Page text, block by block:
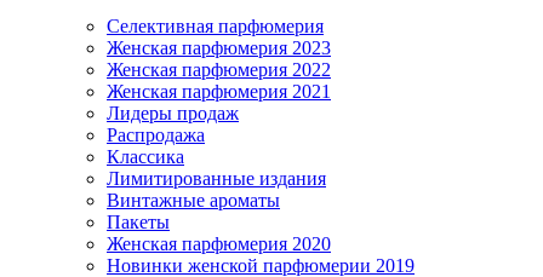
Селективная парфюмерия
Женская парфюмерия 2023
Женская парфюмерия 2022
Женская парфюмерия 2021
Лидеры продаж
Распродажа
Классика
Лимитированные издания
Винтажные ароматы
Пакеты
Женская парфюмерия 2020
Новинки женской парфюмерии 2019